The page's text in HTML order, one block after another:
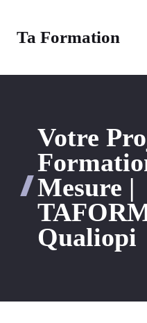
contenuTa Formation
Votre
Mesure |
Qualiopi